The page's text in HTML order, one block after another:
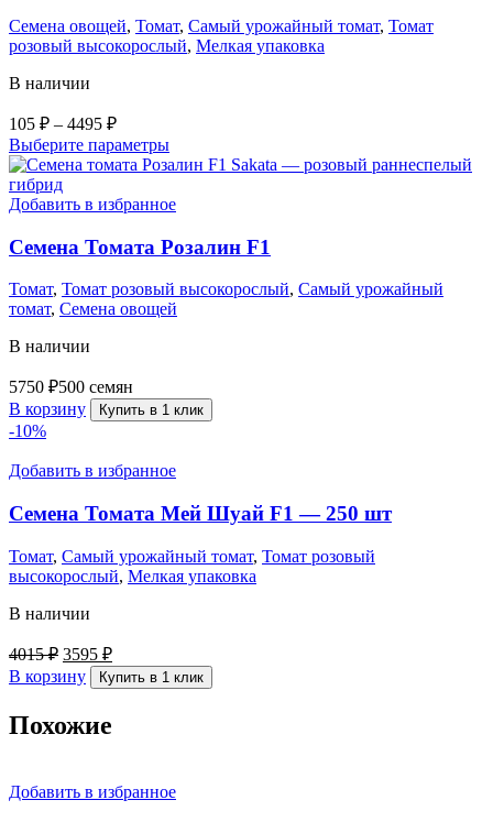
Семена овощей, Томат, Самый урожайный томат, Томат
розовый высокорослый, Мелкая упаковка
В наличии
105 ₽ – 4495 ₽
Выберите параметры
Добавить в избранное
Семена Томата Розалин F1
Томат, Томат розовый высокорослый, Самый урожайный
томат, Семена овощей
В наличии
5750 ₽500 семян
В корзину
Купить в 1 клик
-10%
Добавить в избранное
Семена Томата Мей Шуай F1 — 250 шт
Томат, Самый урожайный томат, Томат розовый
высокорослый, Мелкая упаковка
В наличии
4015₽ 3595 ₽
В корзину
Купить в 1 клик
Похожие
Добавить в избранное